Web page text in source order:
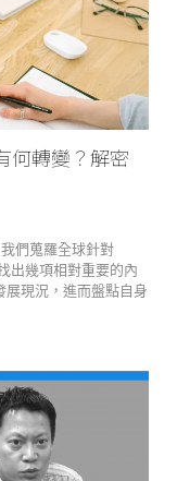
何轉變？解密
們蒐羅全球針對
出幾項相對重要的內
展現況，進而盤點自身